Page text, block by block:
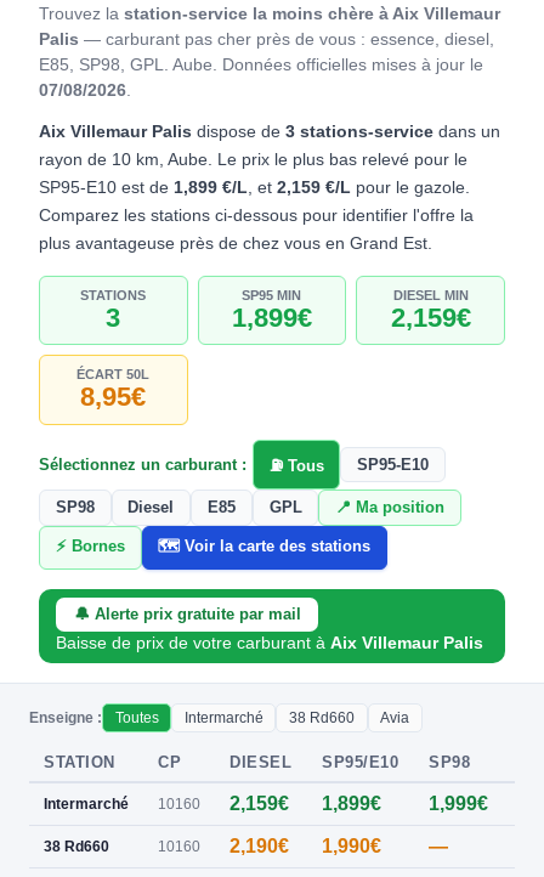
Trouvez la station-service la moins chère à Aix Villemaur
Palis — carburant pas cher près de vous : essence, diesel,
E85, SP98, GPL. Aube. Données officielles mises à jour le
07/08/2026.
Aix Villemaur Palis dispose de 3 stations-service dans un
rayon de 10 km, Aube. Le prix le plus bas relevé pour le
SP95-E10 est de 1,899 €/L, et 2,159 €/L pour le gazole.
Comparez les stations ci-dessous pour identifier l'offre la
plus avantageuse près de chez vous en Grand Est.
STATIONS
3
SP95 MIN
1,899€
DIESEL MIN
2,159€
ÉCART 50L
8,95€
Sélectionnez un carburant : ⛽ Tous SP95-E10
SP98 Diesel E85 GPL 📍 Ma position
⚡ Bornes 🗺️ Voir la carte des stations
🔔 Alerte prix gratuite par mail
Baisse de prix de votre carburant àAix Villemaur Palis
Enseigne : Toutes Intermarché 38 Rd660 Avia
STATION CP DIESEL SP95/E10 SP98
Intermarché 10160 2,159€ 1,899€ 1,999€
38 Rd660 10160 2,190€ 1,990€ —